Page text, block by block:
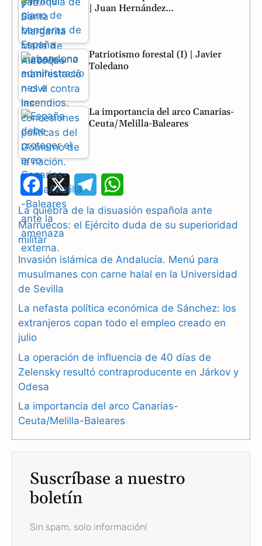
| Juan Hernández…
Patriotismo forestal (I) | Javier
Toledano
La importancia del arco Canarias-
Ceuta/Melilla-Baleares
F
a
c
e
b
o
o
X
e
l
g
a
h
a
s
p
La quiebra de la disuasión española ante
Marruecos: el Ejército duda de su superioridad
militar
Invasión islámica de Andalucía. Menú para
musulmanes con carne halal en la Universidad
de Sevilla
La nefasta política económica de Sánchez: los
extranjeros copan todo el empleo creado en
julio
La operación de influencia de 40 días de
Zelensky resultó contraproducente en Járkov y
Odesa
La importancia del arco Canarias-
Ceuta/Melilla-Baleares
Suscríbase a nuestro
boletín
Sin spam, solo información!